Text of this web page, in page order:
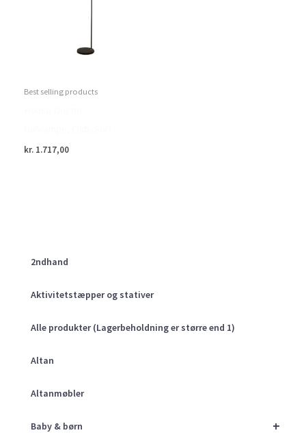
2ndhand
Aktivitetstæpper og stativer
Alle produkter (Lagerbeholdning er større end 1)
Altan
Altanmøbler
+
Baby & børn
Best selling products
kr. 1.717,00